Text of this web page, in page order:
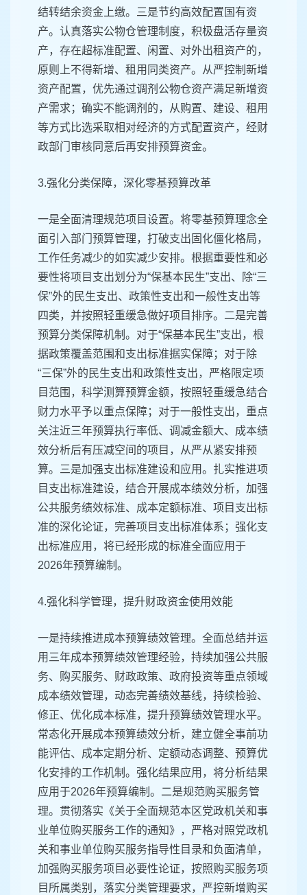
结转结余资金上缴。三是节约高效配置国有资
产。认真落实公物仓管理制度，积极盘活存量资
产，存在超标准配置、闲置、对外出租资产的，
原则上不得新增、租用同类资产。从严控制新增
资产配置，优先通过调剂公物仓资产满足新增资
产需求；确实不能调剂的，从购置、建设、租用
等方式比选采取相对经济的方式配置资产，经财
政部门审核同意后再安排预算资金。
3.强化分类保障，深化零基预算改革
一是全面清理规范项目设置。将零基预算理念全
面引入部门预算管理，打破支出固化僵化格局，
工作任务减少的如实减少安排。根据重要性和必
要性将项目支出划分为“保基本民生”支出、除“三
保”外的民生支出、政策性支出和一般性支出等
四类，并按照轻重缓急做好项目排序。二是完善
预算分类保障机制。对于“保基本民生”支出，根
据政策覆盖范围和支出标准据实保障；对于除
“三保”外的民生支出和政策性支出，严格限定项
目范围，科学测算预算金额，按照轻重缓急结合
财力水平予以重点保障；对于一般性支出，重点
关注近三年预算执行率低、调减金额大、成本绩
效分析后有压减空间的项目，从严从紧安排预
算。三是加强支出标准建设和应用。扎实推进项
目支出标准建设，结合开展成本绩效分析，加强
公共服务绩效标准、成本定额标准、项目支出标
准的深化论证，完善项目支出标准体系；强化支
出标准应用，将已经形成的标准全面应用于
2026年预算编制。
4.强化科学管理，提升财政资金使用效能
一是持续推进成本预算绩效管理。全面总结并运
用三年成本预算绩效管理经验，持续加强公共服
务、购买服务、财政政策、政府投资等重点领域
成本绩效管理，动态完善绩效基线，持续检验、
修正、优化成本标准，提升预算绩效管理水平。
常态化开展成本预算绩效分析，建立健全事前功
能评估、成本定期分析、定额动态调整、预算优
化安排的工作机制。强化结果应用，将分析结果
应用于2026年预算编制。二是规范购买服务管
理。贯彻落实《关于全面规范本区党政机关和事
业单位购买服务工作的通知》，严格对照党政机
关和事业单位购买服务指导性目录和负面清单，
加强购买服务项目必要性论证，按照购买服务项
目所属类别，落实分类管理要求，严控新增购买